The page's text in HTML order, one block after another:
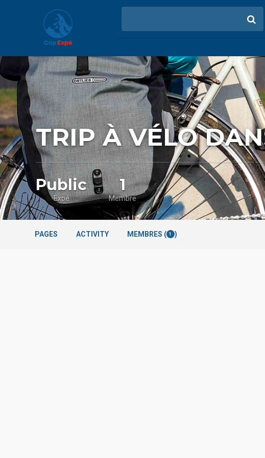
TRIP À VÉLO
Public
Expé
1
Membre
PAGES ACTIVITY MEMBRES ( 1 )